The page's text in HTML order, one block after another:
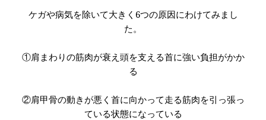
ケガや病気を除いて大きく6つの原因にわけてみまし
た。
①肩まわりの筋肉が衰え頭を支える首に強い負担がかか
る
②肩甲骨の動きが悪く首に向かって走る筋肉を引っ張っ
ている状態になっている